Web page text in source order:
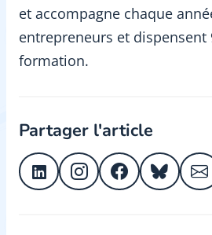
et accompagne chaque
entrepreneurs et dispensent
formation.
Partager l'article